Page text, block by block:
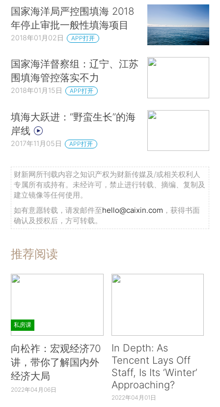
国家海洋局严控围填海 2018
年停止审批一般性填海项目
2018年01月02日 APP打开
国家海洋督察组：辽宁、江苏
围填海管控落实不力
2018年01月15日 APP打开
填海大跃进：“野蛮生长”的海
岸线
2017年11月05日 APP打开
财新网所刊载内容之知识产权为财新传媒及/或相关权利人
专属所有或持有。未经许可，禁止进行转载、摘编、复制及
建立镜像等任何使用。
如有意愿转载，请发邮件至hello@caixin.com ，获得书面
确认及授权后，方可转载。
推荐阅读
私房课
向松祚：宏观经济70
讲，带你了解国内外
经济大局
2022年04月06日
In Depth: As
Tencent Lays Off
Staff, Is Its ‘Winter’
Approaching?
2022年04月01日